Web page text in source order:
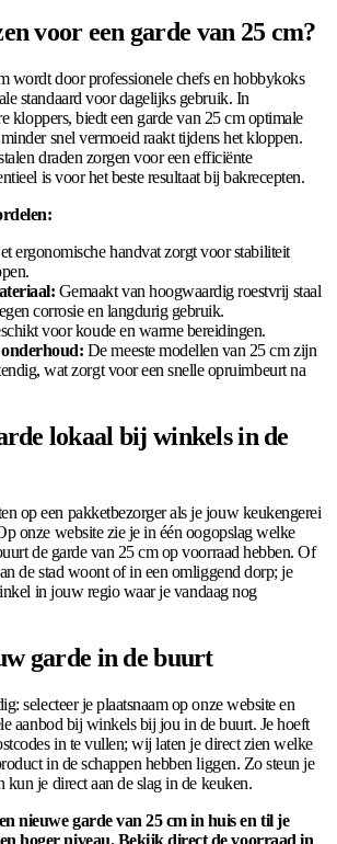
voor een garde van 25 cm?
wordt door professionele chefs en hobbykoks
standaard voor dagelijks gebruik. In
kloppers, biedt een garde van 25 cm optimale
snel vermoeid raakt tijdens het kloppen.
draden zorgen voor een efficiënte
is voor het beste resultaat bij bakrecepten.
ergonomische handvat zorgt voor stabiliteit
Gemaakt van hoogwaardig roestvrij staal
corrosie en langdurig gebruik.
voor koude en warme bereidingen.
De meeste modellen van 25 cm zijn
wat zorgt voor een snelle opruimbeurt na
lokaal bij winkels in de
op een pakketbezorger als je jouw keukengerei
onze website zie je in één oogopslag welke
de garde van 25 cm op voorraad hebben. Of
de stad woont of in een omliggend dorp; je
in jouw regio waar je vandaag nog
garde in de buurt
selecteer je plaatsnaam op onze website en
aanbod bij winkels bij jou in de buurt. Je hoeft
in te vullen; wij laten je direct zien welke
in de schappen hebben liggen. Zo steun je
kun je direct aan de slag in de keuken.
nieuwe garde van 25 cm in huis en til je
hoger niveau. Bekijk direct de voorraad in